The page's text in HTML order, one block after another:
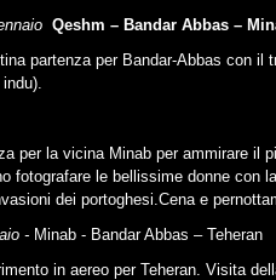
Qeshm – Bandar Abbas –
partenza per Bandar-Abbas con
per la vicina Minab per ammirare il
fotografare le bellissime donne con
dei portoghesi.Cena e
- Minab - Bandar Abbas – Teheran
in aereo per Teheran. Visita